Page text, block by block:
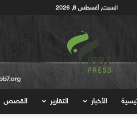
السبت, أغسطس 8, 2026
إب7برس
Ibb7press
الأخبار التقارير القصص